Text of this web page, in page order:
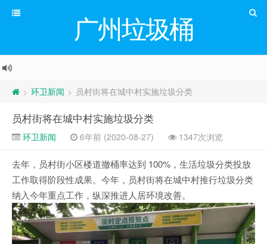
广州垃圾桶
> 环卫新闻 > 员村街将在城中村实施垃圾分类
员村街将在城中村实施垃圾分类
环卫新闻 6年前 (2020-08-27) 1347次浏览
去年，员村街小区楼道撤桶率达到 100%，生活垃圾分类投放
工作取得阶段性成果。今年，员村街将在城中村推行垃圾分类
纳入今年重点工作，纵深推进人居环境改善。